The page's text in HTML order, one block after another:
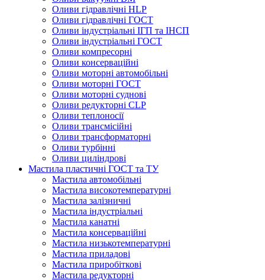
Оливи гідравлічні HLP
Оливи гідравлічні ГОСТ
Оливи індустріальні ІГП та ІНСП
Оливи індустріальні ГОСТ
Оливи компресорні
Оливи консерваційні
Оливи моторні автомобільні
Оливи моторні ГОСТ
Оливи моторні суднові
Оливи редукторні CLP
Оливи теплоносії
Оливи трансмісійні
Оливи трансформаторні
Оливи турбінні
Оливи циліндрові
Мастила пластичні ГОСТ та ТУ
Мастила автомобільні
Мастила високотемпературні
Мастила залізничні
Мастила індустріальні
Мастила канатні
Мастила консерваційні
Мастила низькотемпературні
Мастила приладові
Мастила приробіткові
Мастила редукторні